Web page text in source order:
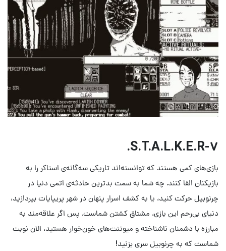
۷- S.T.A.L.K.E.R.
بازی‌های کمی هستند که توانسته‌اند تاریکی سه‌گانه‌ی استاکر را به
بازیکنان القا کنند. چه شما به سمت بدترین حادثه‌ی اتمی دنیا در
چرنوبیل حرکت کنید، یا به کشف اسرار پنهان در شهر پریپایات بپردازید،
دنیای بی‌رحم این بازی، مشتاق کشتن شماست. پس اگر علاقه‌مند به
مبارزه با دشمنان ناشناخته و میوتنت‌های خون‌خوار هستید، الان نوبت
شماست که به چرنوبیل سری بزنید!